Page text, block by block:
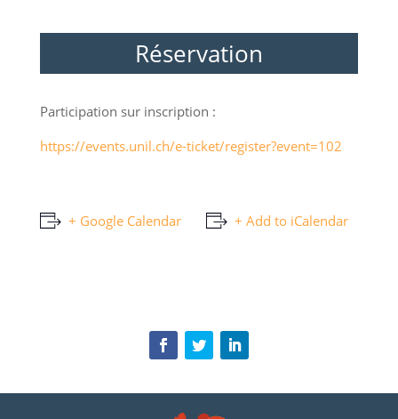
Réservation
Participation sur inscription :
https://events.unil.ch/e-ticket/register?event=102
+ Google Calendar + Add to iCalendar